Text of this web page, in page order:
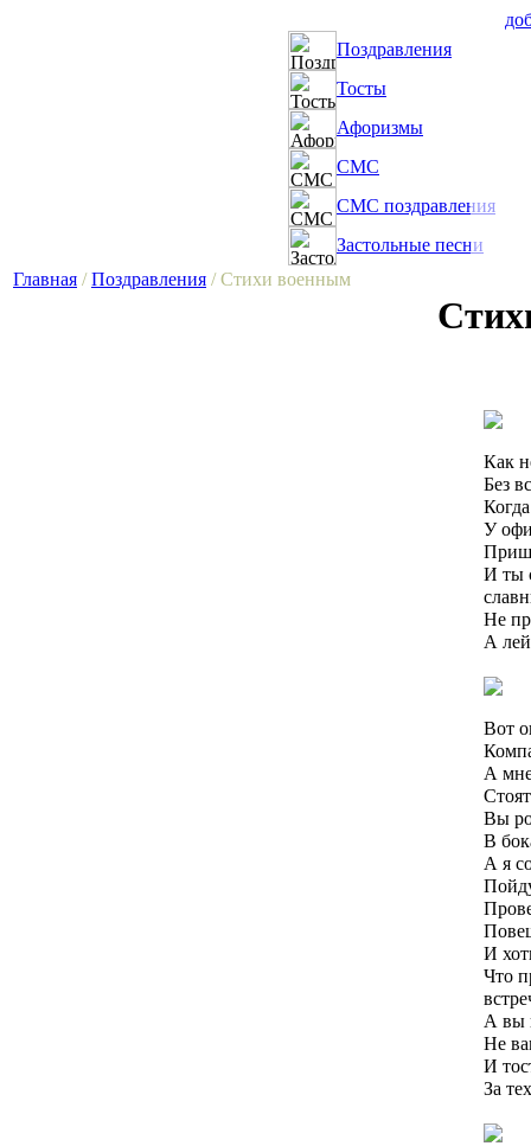
Поздравления
Тосты
Афоризмы
СМС
СМС поздравления
Застольные песни
Главная /Поздравления / Стихи военным
Как
Без
У
И ты
Не
А
Вот
А
Вы
В
А я
И
Что
А вы
Не
И
За